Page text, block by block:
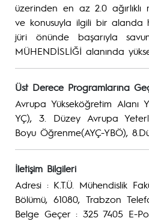
üzerinden en az 2.0
ve konusuyla ilgili bir alanda
jüri önünde başarıyla
MÜHENDİSLİĞİ alanında
Üst Derece Programlarına
Avrupa Yükseköğretim Alanı
YÇ), 3. Düzey Avrupa
Boyu Öğrenme(AYÇ-YBÖ),
İletişim Bilgileri
Adresi : K.T.Ü. Mühendislik
Bölümü, 61080, Trabzon
Belge Geçer : 325 7405 E-